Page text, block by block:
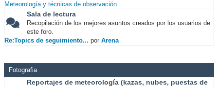
Meteorología y técnicas de observación
Sala de lectura
Recopilación de los mejores asuntos creados por los usuarios de
este foro.
Re:Topics de seguimiento... por Arena
Fotografia
Reportajes de meteorología (kazas, nubes, puestas de